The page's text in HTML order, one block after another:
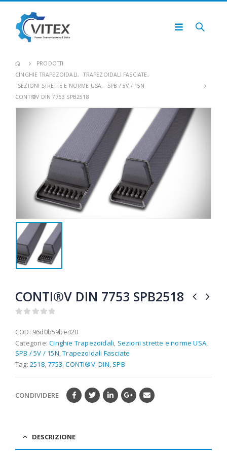
PRODOTTI
CINGHIE TRAPEZOIDALI, TRAPEZOIDALI FASCIATE,
SEZIONI STRETTE E NORME USA,
SPB / 5V / 15N
CONTI®V DIN 7753 SPB2518
CONTI®V DIN 7753 SPB2518
COD: 96d0b59be420
Categorie:Cinghie Trapezoidali Sezioni strette e norme USA
SPB / 5V / 15N ,Trapezoidali Fasciate
Tag: 2518,7753 ,CONTI®V,DIN SPB
CONDIVIDERE
DESCRIZIONE